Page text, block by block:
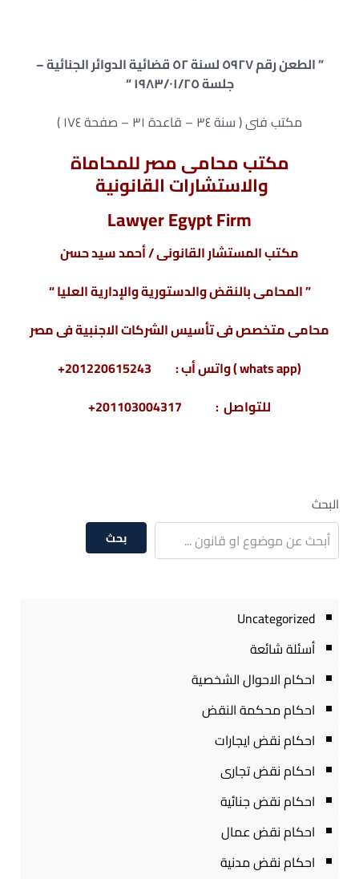
” الطعن رقم ٥٩٢٧ لسنة ٥٢ قضائية الدوائر الجنائية –
جلسة ١٩٨٣/٠١/٢٥ “
مكتب فنى ( سنة ٣٤ – قاعدة ٣١ – صفحة ١٧٤ )
مكتب محامى مصر للمحاماة
والاستشارات القانونية
Lawyer Egypt Firm
مكتب المستشار القانونى / أحمد سيد حسن
” المحامى بالنقض والدستورية والإدارية العليا “
محامى متخصص فى تأسيس الشركات الاجنبية فى مصر
(whats app ) واتس أب : 201220615243+
للتواصل : 201103004317+
البحث
بحث
Uncategorized
أسئلة شائعة
احكام الاحوال الشخصية
احكام محكمة النقض
احكام نقض ايجارات
احكام نقض تجارى
احكام نقض جنائية
احكام نقض عمال
احكام نقض مدنية